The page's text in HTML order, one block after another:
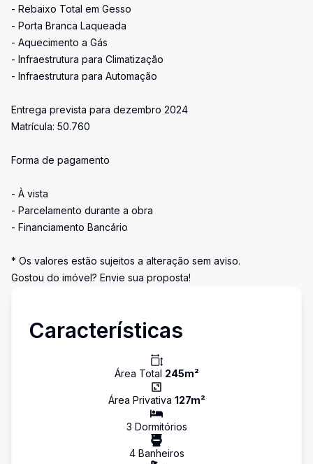
- Rebaixo Total em Gesso
- Porta Branca Laqueada
- Aquecimento a Gás
- Infraestrutura para Climatização
- Infraestrutura para Automação
Entrega prevista para dezembro 2024
Matrícula: 50.760
Forma de pagamento
- À vista
- Parcelamento durante a obra
- Financiamento Bancário
* Os valores estão sujeitos a alteração sem aviso.
Gostou do imóvel? Envie sua proposta!
Características
Área Total 245m²
Área Privativa 127m²
3 Dormitórios
4Banheiros